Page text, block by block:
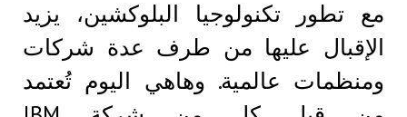
مع تطور تكنولوجيا البلوكشين، يزيد
الإقبال عليها من طرف عدة شركات
ومنظمات عالمية. وهاهي اليوم تُعتمد